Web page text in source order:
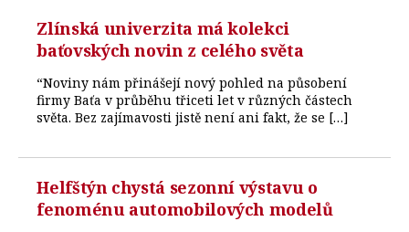
Zlínská univerzita má kolekci
baťovských novin z celého světa
“Noviny nám přinášejí nový pohled na působení
firmy Baťa v průběhu třiceti let v různých částech
světa. Bez zajímavosti jistě není ani fakt, že se […]
Helfštýn chystá sezonní výstavu o
fenoménu automobilových modelů